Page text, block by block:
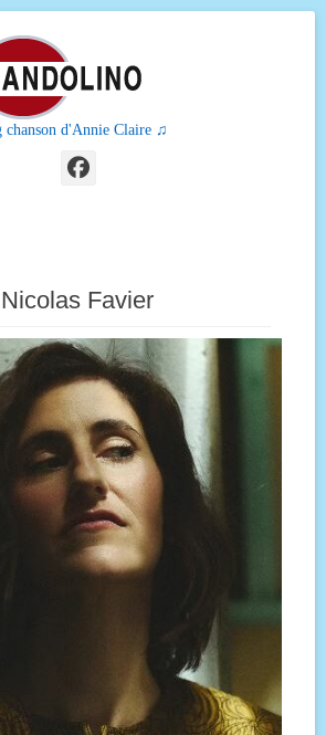
chanson d'Annie Claire ♫
Facebook
Nicolas Favier